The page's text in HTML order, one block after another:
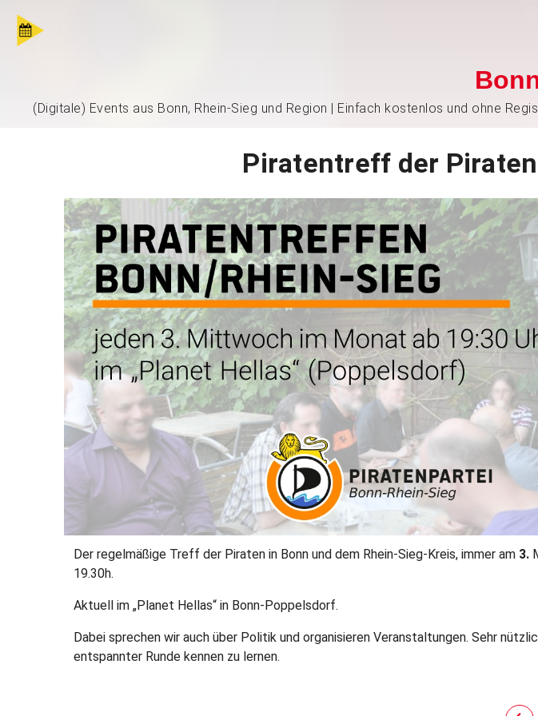
(Digitale) Events aus Bonn, Rhein-Sieg und Region | Einfach kostenlos und ohne
Piratentreff der
Der regelmäßige Treff der Piraten in Bonn und dem Rhein-Sieg-Kreis, immer am 3.
19.30h.
Aktuell im „Planet Hellas“ in Bonn-Poppelsdorf.
Dabei sprechen wir auch über Politik und organisieren Veranstaltungen. Sehr
entspannter Runde kennen zu lernen.